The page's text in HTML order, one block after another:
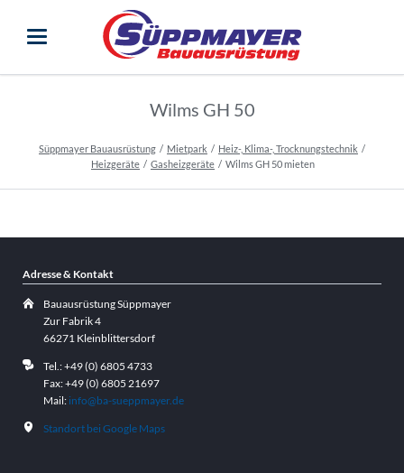
Wilms GH 50
Süppmayer Bauausrüstung Mietpark
Heiz-, Klima-, Trocknungstechnik
Heizgeräte
Gasheizgeräte Wilms GH 50 mieten
Adresse & Kontakt
Bauausrüstung Süppmayer
Zur Fabrik 4
66271 Kleinblittersdorf
Tel.: +49 (0) 6805 4733
Fax: +49 (0) 6805 21697
Mail: info@ba-sueppmayer.de
Standort bei Google Maps